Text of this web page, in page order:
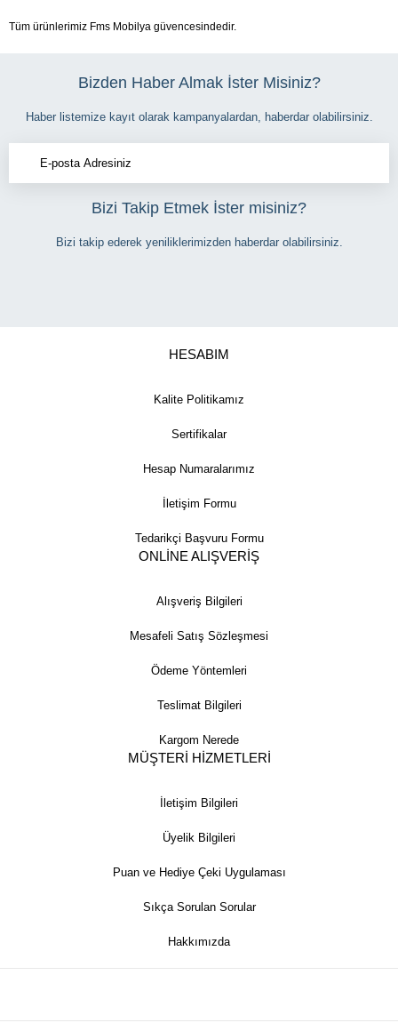
Tüm ürünlerimiz Fms Mobilya güvencesindedir.
Bizden Haber Almak İster Misiniz?
Haber listemize kayıt olarak kampanyalardan, haberdar olabilirsiniz.
Bizi Takip Etmek İster misiniz?
Bizi takip ederek yeniliklerimizden haberdar olabilirsiniz.
HESABIM
Kalite Politikamız
Sertifikalar
Hesap Numaralarımız
İletişim Formu
Tedarikçi Başvuru Formu
ONLİNE ALIŞVERİŞ
Alışveriş Bilgileri
Mesafeli Satış Sözleşmesi
Ödeme Yöntemleri
Teslimat Bilgileri
Kargom Nerede
MÜŞTERİ HİZMETLERİ
İletişim Bilgileri
Üyelik Bilgileri
Puan ve Hediye Çeki Uygulaması
Sıkça Sorulan Sorular
Hakkımızda